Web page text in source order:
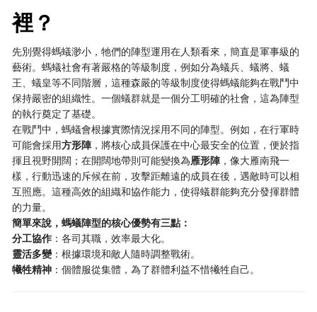
裡？
先別覺得螞蟻渺小，牠們的陣型運用在人類看來，簡直是軍事級的
藝術。螞蟻社會有著嚴格的等級制度，例如分為蟻兵、蟻將、蟻
王、蟻皇等不同階層，這種森嚴的等級制度使得螞蟻能夠在戰鬥中
保持嚴密的組織性。一個蟻群就是一個分工明確的社會，這為陣型
的執行奠定了基礎。
在戰鬥中，螞蟻會根據實際情況採用不同的陣型。例如，在行軍時
可能會採用方形陣，將核心成員保護在中心最安全的位置，便於指
揮且視野開闊；在開闊地帶則可能變換為雁形陣，像大雁南飛一
樣，行動迅速的斥候在前，攻擊距離遠的成員在後，遇敵時可以相
互照應。這種高效的組織和協作能力，使得蟻群能夠充分發揮群體
的力量。
簡單來說，螞蟻陣型的核心優勢有三點：
分工協作 ：各司其職，效率最大化。
靈活多變：根據環境和敵人隨時調整戰術。
犧牲精神 ：個體服從集體，為了群體利益不惜犧牲自己。